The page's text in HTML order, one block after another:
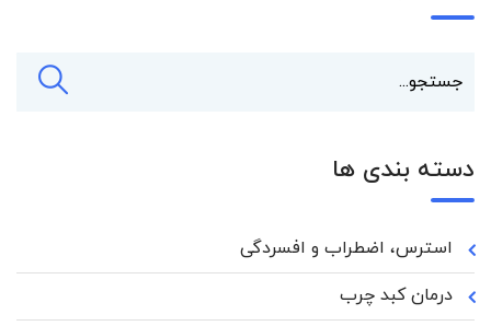
دسته بندی ها
استرس، اضطراب و افسردگی
درمان کبد چرب